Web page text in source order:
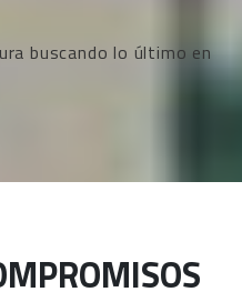
buscando lo último en